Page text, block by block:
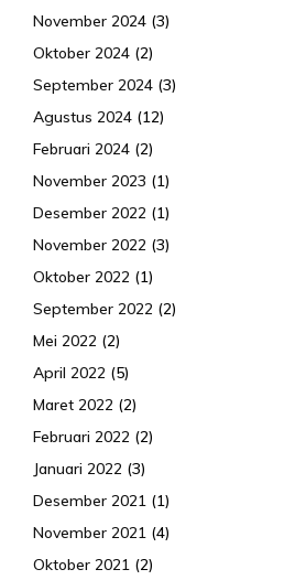
November 2024 (3)
Oktober 2024 (2)
September 2024 (3)
Agustus 2024 (12)
Februari 2024 (2)
November 2023 (1)
Desember 2022 (1)
November 2022 (3)
Oktober 2022 (1)
September 2022 (2)
Mei 2022 (2)
April 2022 (5)
Maret 2022 (2)
Februari 2022 (2)
Januari 2022 (3)
Desember 2021 (1)
November 2021 (4)
Oktober 2021 (2)